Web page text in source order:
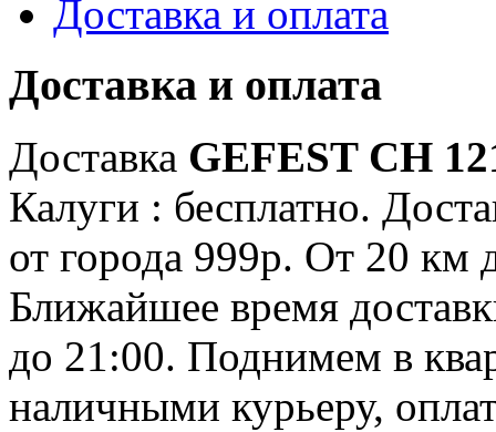
Доставка и оплата
Доставка и оплата
Доставка GEFEST СН
Калуги : бесплатно.
от города 999р. От 20 км
Ближайшее время
до 21:00. Поднимем в
наличными курьеру,